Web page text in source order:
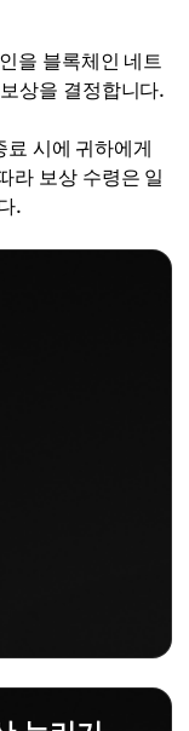
을 블록체인 네트
상을 결정합니다.
료 시에 귀하에게
라 보상 수령은 일
.